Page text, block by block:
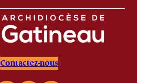
Contactez-nous